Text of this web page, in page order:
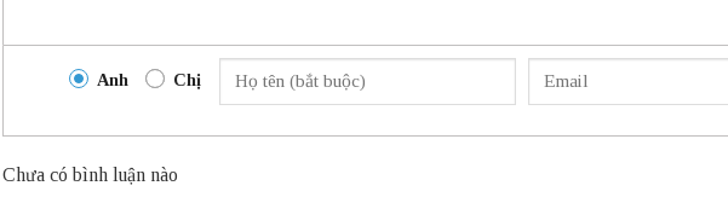
Anh Chị
Chưa có bình luận nào